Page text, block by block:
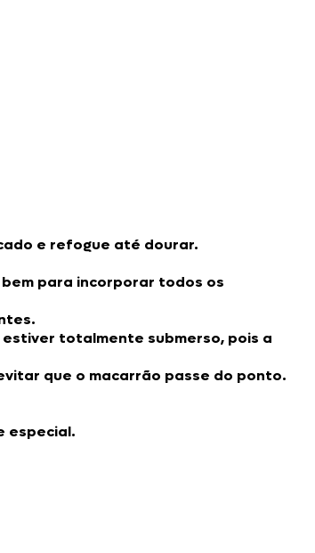
e refogue até dourar.
para incorporar todos os
totalmente submerso, pois a
que o macarrão passe do ponto.
especial.